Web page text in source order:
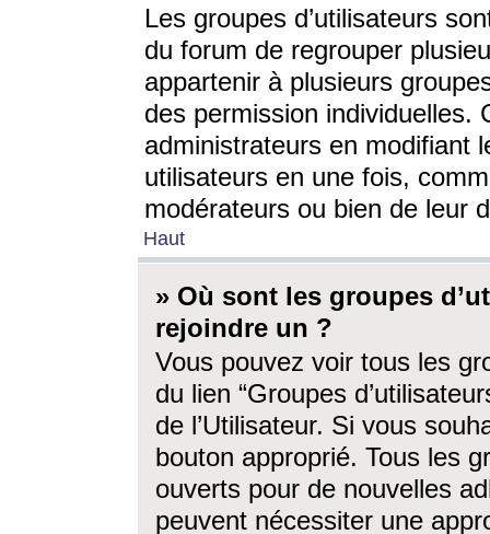
Les groupes d’utilisateurs
du forum de regrouper
appartenir à plusieurs
des permission individuelles.
administrateurs en modifiant
utilisateurs en une fois,
modérateurs ou bien de leur
Haut
» Où sont les groupes
rejoindre un ?
Vous pouvez voir tous les
du lien “Groupes
de l’Utilisateur. Si vous
bouton approprié. Tous les
ouverts pour de nouvelles
peuvent nécessiter une